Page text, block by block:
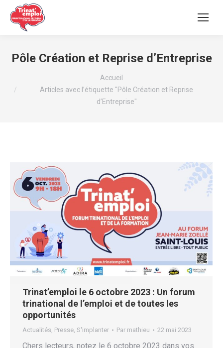
Pôle Création et Reprise d’Entreprise
Accueil
Articles avec l’étiquette "Pôle Création et Reprise
d’Entreprise"
Trinat’emploi le 6 octobre 2023 : Un forum
trinational de l’emploi et de toutes les
opportunités
Actualités, Presse, S'implanter Par mathieu 22 mai 2023
Chers lecteurs, notez le 6 octobre 2023 dans vos